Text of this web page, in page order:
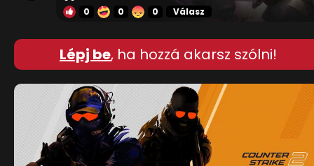
0 0 0 Válasz
Lépj be, ha hozzá akarsz szólni!